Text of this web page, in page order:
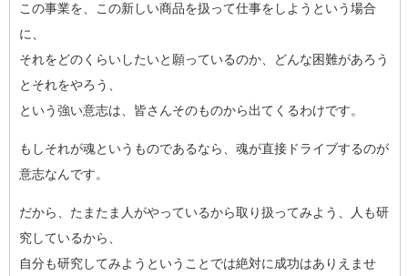
この事業を、この新しい商品を扱って仕事をしようという場合
に、
それをどのくらいしたいと願っているのか、どんな困難があろう
と それをやろう、
という強い意志は、皆さんそのものから出てくるわけです。
もしそれが魂というものであるなら、魂が直接ドライブするのが
意志なんです。
だから、たまたま人がやっているから取り扱ってみよう、人も研
究しているから、
自分も研究してみようということでは絶対に成功はありえませ